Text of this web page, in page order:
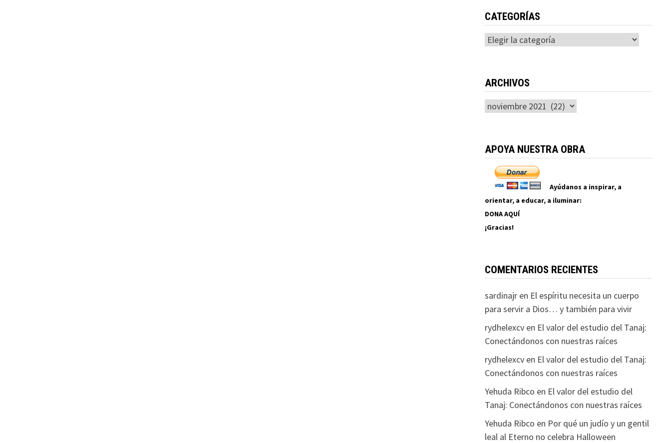
CATEGORÍAS
Categorías
ARCHIVOS
Archivos
APOYA NUESTRA OBRA
Ayúdanos a inspirar, a
orientar, a educar, a iluminar:
DONA AQUÍ
¡Gracias!
COMENTARIOS RECIENTES
sardinajren El espíritu necesita un cuerpo
para servir a Dios… y también para vivir
rydhelexcven El valor del estudio del Tanaj:
Conectándonos con nuestras raíces
rydhelexcven El valor del estudio del Tanaj:
Conectándonos con nuestras raíces
Yehuda Ribco en El valor del estudio del
Tanaj: Conectándonos con nuestras raíces
Yehuda Ribco en Por qué un judío y un gentil
leal al Eterno no celebra Halloween